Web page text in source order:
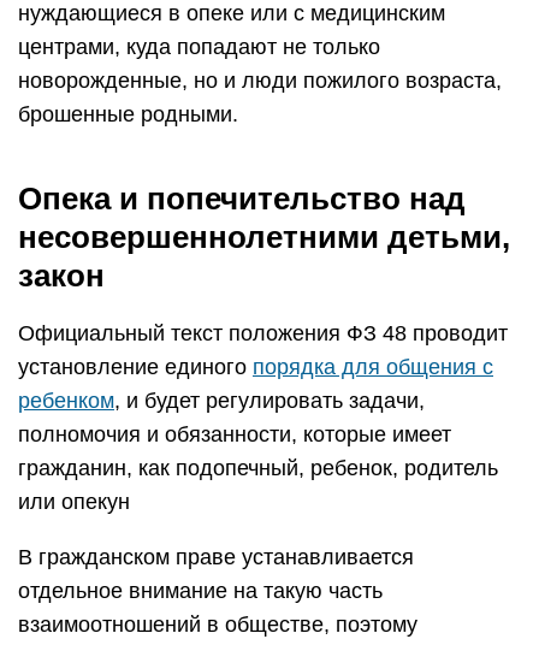
нуждающиеся в опеке или с медицинским
центрами, куда попадают не только
новорожденные, но и люди пожилого возраста,
брошенные родными.
Опека и попечительство над
несовершеннолетними детьми,
закон
Официальный текст положения ФЗ 48 проводит
установление единого порядка для общения с
ребенком, и будет регулировать задачи,
полномочия и обязанности, которые имеет
гражданин, как подопечный, ребенок, родитель
или опекун
В гражданском праве устанавливается
отдельное внимание на такую часть
взаимоотношений в обществе, поэтому